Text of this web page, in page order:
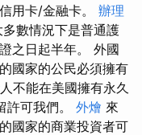
用卡/金融卡。 辦理
數情況下是普通護
之日起半年。 外國
國家的公民必須擁有
不能在美國擁有永久
許可我們。 外燴 來
國家的商業投資者可